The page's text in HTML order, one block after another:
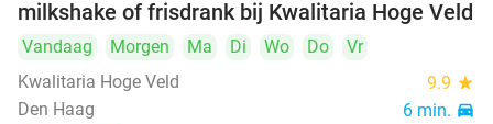
milkshake of frisdrank bij Kwalitaria Hoge Veld
Vandaag Morgen Ma Di Wo Do
Vr
Kwalitaria Hoge Veld
9.9 star
Den Haag 6 min. directions_car